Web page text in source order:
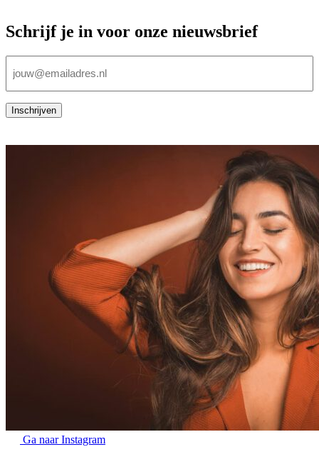
Schrijf je in voor onze nieuwsbrief
mailadres
Inschrijven
Ga naar Instagram